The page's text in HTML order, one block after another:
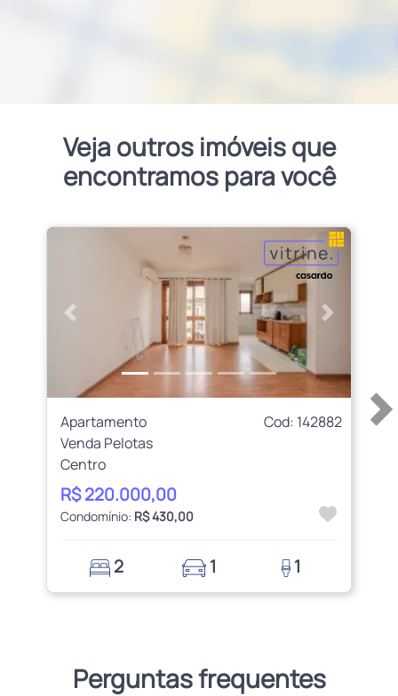
Veja outros imóveis que
encontramos para você
Anterior Próximo
Apartamento
Cod: 142882
Venda Pelotas
Centro
R$ 220.000,00
Condomínio: R$ 430,00
2 1 1
Perguntas frequentes